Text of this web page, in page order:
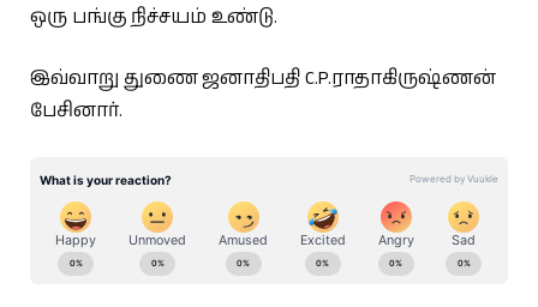
ஒரு பங்கு நிச்சயம் உண்டு.
இவ்வாறு துணை ஜனாதிபதி C.P.ராதாகிருஷ்ணன்
பேசினார்.